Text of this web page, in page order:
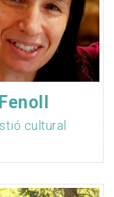
cultural